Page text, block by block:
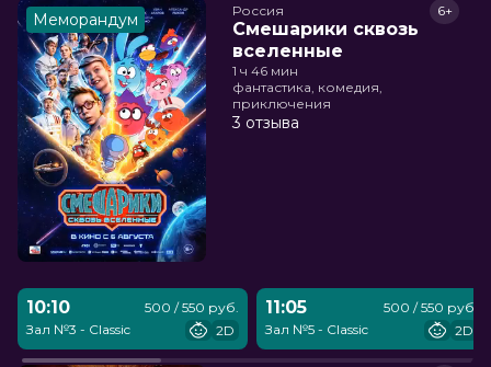
Меморандум Россия
Смешарики сквозь
вселенные
6+
1 ч 46 мин
фантастика, комедия,
приключения
3 отзыва
10:10
Зал №3 - Classic
500 / 550 руб.
2D
11:05
Зал №5 - Classic
500 / 550 руб.
2D